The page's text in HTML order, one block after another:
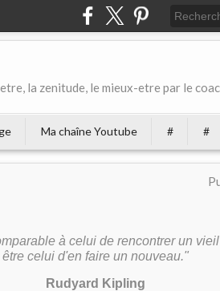
la zenitude, le mieux-etre par le
Ma chaîne Youtube # #
à celui de rencontrer un vieil
être celui d'en faire un nouveau."
Rudyard Kipling